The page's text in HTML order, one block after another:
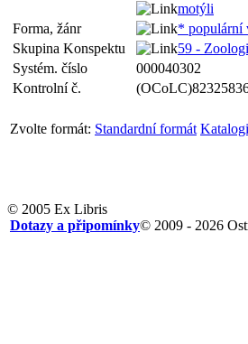
motýli
Forma, žánr
* populární
Skupina Konspektu
59 -
Systém. číslo
000040302
Kontrolní č.
Zvolte formát: Standardní formát
© 2005 Ex Libris
© 2009 - 2026
Dotazy a připomínky